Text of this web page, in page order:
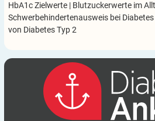
HbA1c Zielwerte | Blutzuckerwerte im
Schwerbehindertenausweis bei Diabetes
von Diabetes Typ 2